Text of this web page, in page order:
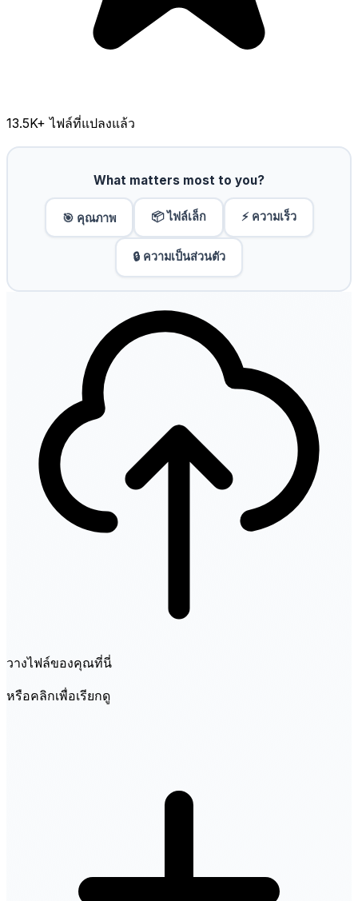
13.5K+ ไฟล์ที่แปลงแล้ว
What matters most to you?
🎯 คุณภาพ 📦 ไฟล์เล็ก ⚡ ความเร็ว
🔒 ความเป็นส่วนตัว
วางไฟล์ของคุณที่นี่
หรือคลิกเพื่อเรียกดู